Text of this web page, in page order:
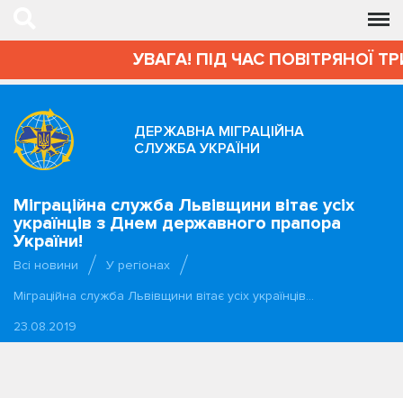
УВАГА! ПІД ЧАС ПОВІТРЯНОЇ
ДЕРЖАВНА МІГРАЦІЙНА
СЛУЖБА УКРАЇНИ
Міграційна служба Львівщини вітає усіх
українців з Днем державного прапора
України!
Всі новини
У регіонах
Міграційна служба Львівщини вітає усіх українців…
23.08.2019